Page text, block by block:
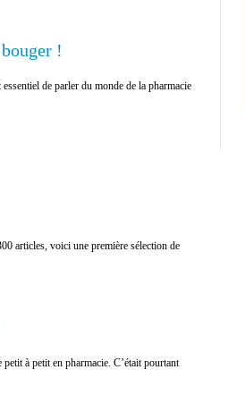
!
de parler du monde de la pharmacie
articles, voici une première sélection de
à petit en pharmacie. C’était pourtant